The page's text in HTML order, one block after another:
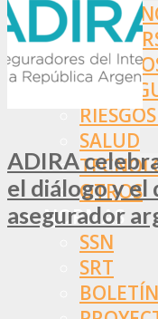
SALUD
OTROS
NORMAS
SSN
SRT
ADIRA
el diálogo y
asegurador